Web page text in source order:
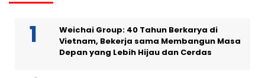
Weichai Group: 40 Tahun Berkarya di
Vietnam, Bekerja sama Membangun Masa
Depan yang Lebih Hijau dan Cerdas